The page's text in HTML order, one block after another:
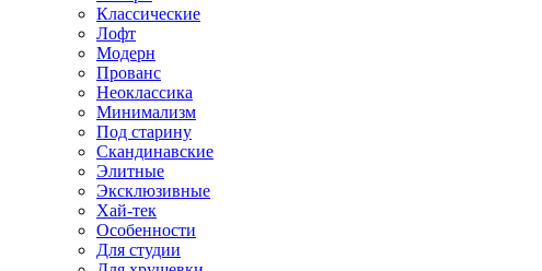
Классические
Лофт
Модерн
Прованс
Неоклассика
Минимализм
Под старину
Скандинавские
Элитные
Эксклюзивные
Хай-тек
Особенности
Для студии